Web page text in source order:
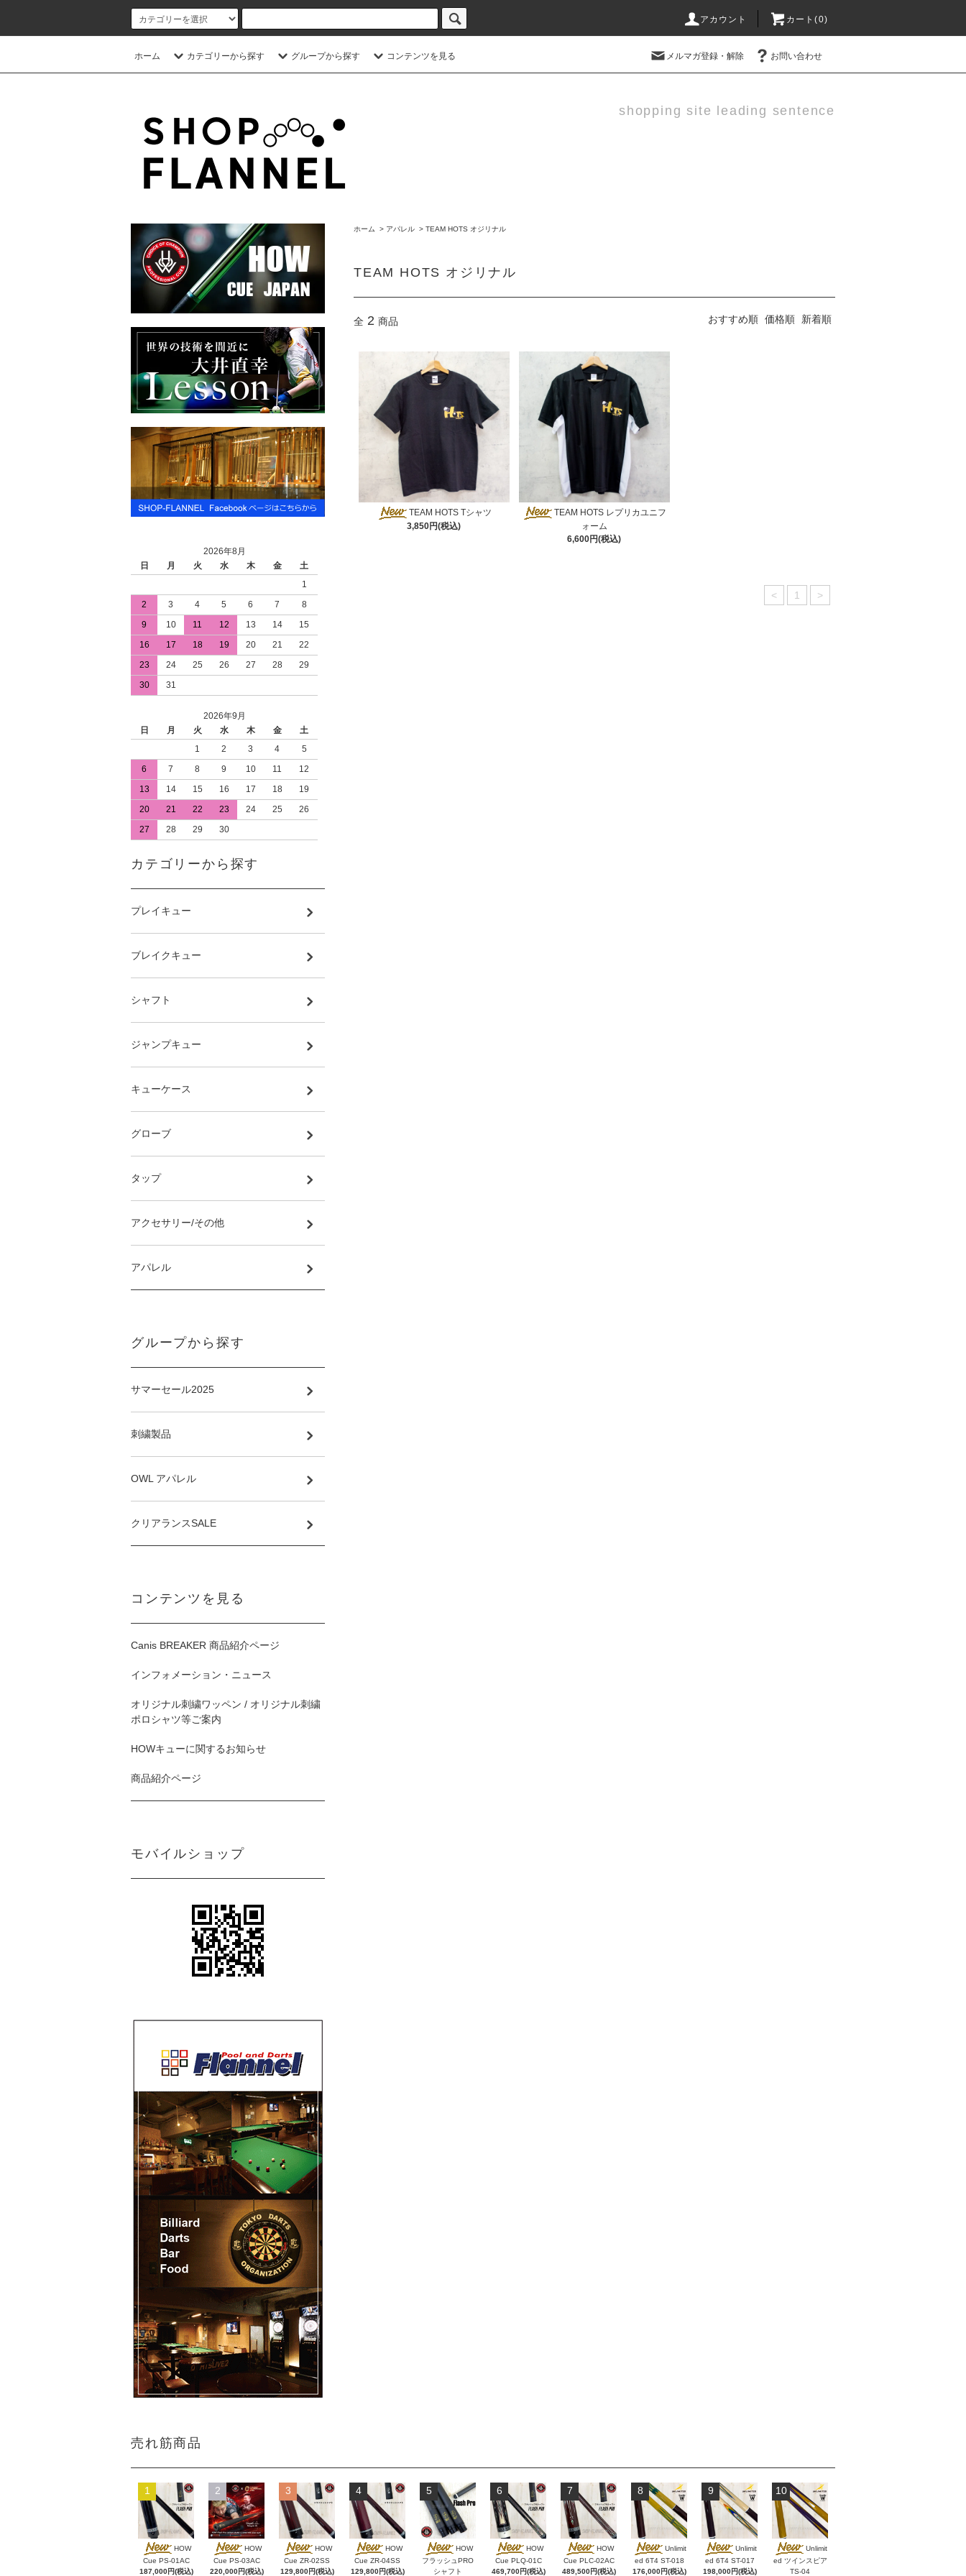
アカウント カート(0)
ホーム カテゴリーから探す グループから探す コンテンツを見る メルマガ登録・解除 お問い合わせ
shopping site leading sentence
ホーム > アパレル > TEAM HOTS オジリナル
TEAM HOTS オジリナル
全 2 商品 おすすめ順 価格順 新着順
TEAM HOTS Tシャツ
3,850円(税込)
TEAM HOTS レプリカユニフ
ォーム
6,600円(税込)
< 1 >
2026年8月
日
月 火 水 木 金
土
1
2
3 4 5 6 7
8
9
10 11 12 13 14
15
16
17 18 19 20 21
22
23
24 25 26 27 28
29
30
31
2026年9月
日
月 火 水 木 金
土
1
2 3 4
5
6
7 8 9 10 11
12
13
14 15 16 17 18
19
20
21 22 23 24 25
26
27
28 29 30
カテゴリーから探す
プレイキュー
ブレイクキュー
シャフト
ジャンプキュー
キューケース
グローブ
タップ
アクセサリー/その他
アパレル
グループから探す
サマーセール2025
刺繍製品
OWL アパレル
クリアランスSALE
コンテンツを見る
Canis BREAKER 商品紹介ページ
インフォメーション・ニュース
オリジナル刺繍ワッペン / オリジナル刺繍
ポロシャツ等ご案内
HOWキューに関するお知らせ
商品紹介ページ
モバイルショップ
売れ筋商品
1
HOW
Cue PS-01AC
187,000円(税込)
2
HOW
Cue PS-03AC
220,000円(税込)
3
HOW
Cue ZR-02SS
129,800円(税込)
4
HOW
Cue ZR-04SS
129,800円(税込)
5
HOW
フラッシュPRO
シャフト
6
HOW
Cue PLQ-01C
469,700円(税込)
7
HOW
Cue PLC-02AC
489,500円(税込)
8
Unlimit
ed 6T4 ST-018
176,000円(税込)
9
Unlimit
ed 6T4 ST-017
198,000円(税込)
10
Unlimit
ed ツインスピア
TS-04